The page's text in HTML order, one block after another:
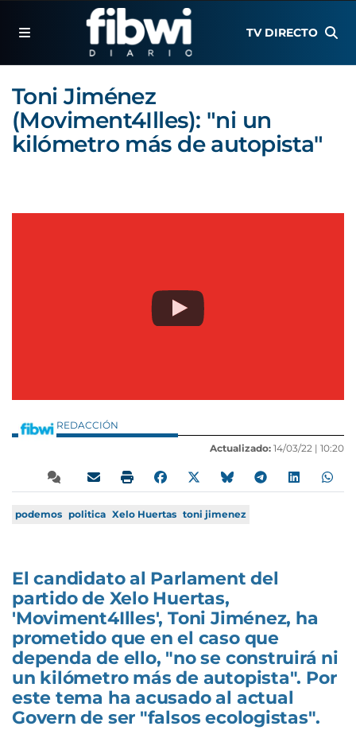
TV DIRECTO
Toni Jiménez
(Moviment4Illes): "ni un
kilómetro más de autopista"
REDACCIÓN
Actualizado: 14/03/22 | 10:20
podemos politica Xelo Huertas toni jimenez
El candidato al Parlament del
partido de Xelo Huertas,
'Moviment4Illes', Toni Jiménez, ha
prometido que en el caso que
dependa de ello, "no se construirá ni
un kilómetro más de autopista". Por
este tema ha acusado al actual
Govern de ser "falsos ecologistas".